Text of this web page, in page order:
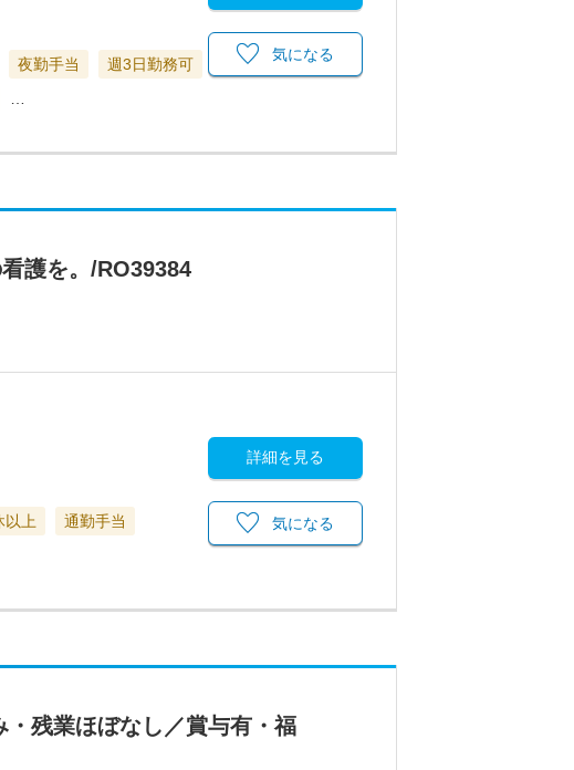
夜勤手当
週3日勤務可
気になる
護を。/RO39384
以上
通勤手当
詳細を見る
気になる
・残業ほぼなし／賞与有・福